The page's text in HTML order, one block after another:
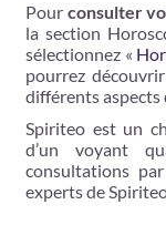
Pour consulter
la section
sélectionnez «
pourrez
différents aspects
Spiriteo est un
d’un voyant
consultations
experts de